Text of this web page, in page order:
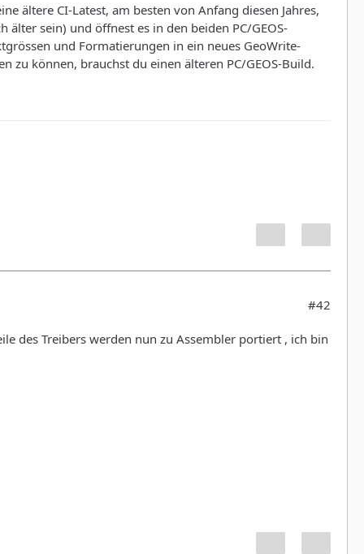
ältere CI-Latest, am besten von Anfang diesen Jahres,
sein) und öffnest es in den beiden PC/GEOS-
und Formatierungen in ein neues GeoWrite-
zu können, brauchst du einen älteren PC/GEOS-Build.
#42
des Treibers werden nun zu Assembler portiert , ich bin